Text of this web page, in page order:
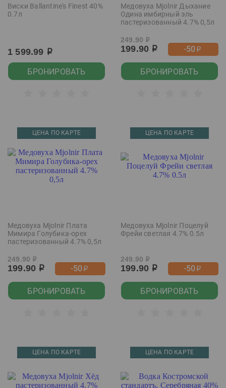
Виски Ballantine's Finest 40%
0.7л
1 599.99 р
БРОНИРОВАТЬ
Медовуха Mjolnir Дыхание
Одина имбирный эль
пастеризованный 4.7% 0,5л
249.90 р
199.90 р -50р
БРОНИРОВАТЬ
ЦЕНА ПО КАРТЕ
Медовуха Mjolnir Плата
Мимира Голубика-орех
пастеризованный 4.7% 0,5л
249.90 р
199.90 р -50р
БРОНИРОВАТЬ
ЦЕНА ПО КАРТЕ
Медовуха Mjolnir Поцелуй
Фрейи светлая 4.7% 0.5л
249.90 р
199.90 р -50р
БРОНИРОВАТЬ
ЦЕНА ПО КАРТЕ ЦЕНА ПО КАРТЕ